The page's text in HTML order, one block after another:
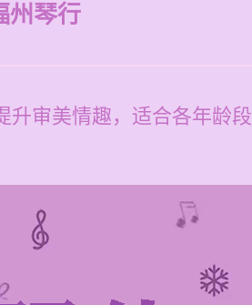
州琴行
升审美情趣，适合各年龄段